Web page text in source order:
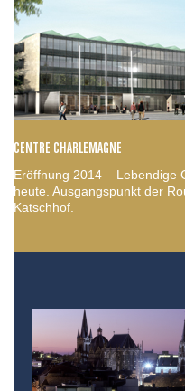
CENTRE CHARLEMAGNE
Eröffnung 2014 – Lebendige
heute. Ausgangspunkt der
Katschhof.